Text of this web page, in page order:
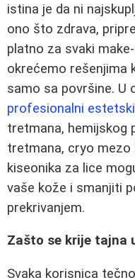
istina je da ni
ono što zdrava,
platno za svaki
okrećemo rešenjima
samo sa površine. U
profesionalni
tretmana, hemijskog
tretmana, cryo
kiseonika za lice
vaše kože i smanjiti
prekrivanjem.
Zašto se krije tajna
Svaka korisnica